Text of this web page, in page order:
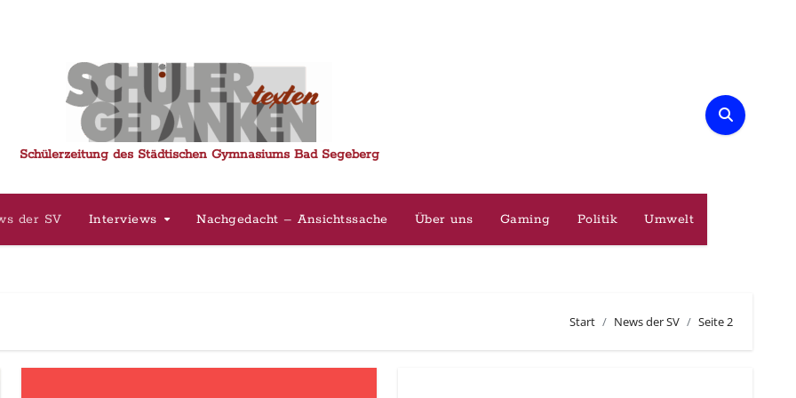
Schülerzeitung des Städtischen Gymnasiums Bad Segeberg
der SV Interviews Nachgedacht – Ansichtssache Über uns Gaming Politik Umwelt
Start News der SV Seite 2